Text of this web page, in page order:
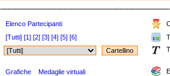
Elenco Partecipanti
[Tutti] [1] [2] [3] [4] [5] [6]
Grafiche Medaglie virtuali